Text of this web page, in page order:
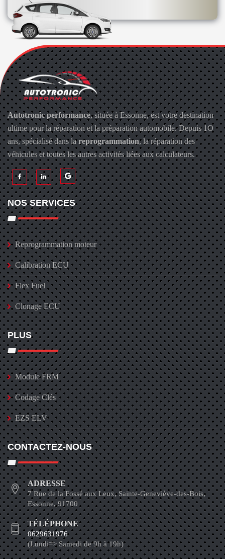
Autotronic performance, située à Essonne, est votre destination
ultime pour la réparation et la préparation automobile. Depuis 1O
ans, spécialisé dans lareprogrammation, la réparation des
véhicules et toutes les autres activités liées aux calculateurs.
NOS SERVICES
Reprogrammation moteur
Calibration ECU
Flex Fuel
Clonage ECU
PLUS
Module FRM
Codage Clés
EZS ELV
CONTACTEZ-NOUS
ADRESSE
7 Rue de la Fossé aux Leux, Sainte-Geneviève-des-Bois,
Essonne, 91700
TÉLÉPHONE
0629631976
(Lundi=> Samedi de 9h à 19h)